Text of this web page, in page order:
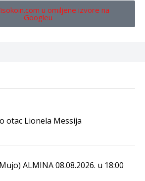
u omiljene izvore na
Googleu
otac Lionela Messija
ALMINA 08.08.2026. u 18:00